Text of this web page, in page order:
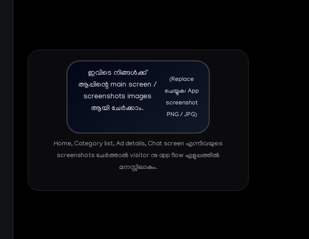
ഇവിടെ നിങ്ങൾക്ക്
ആപ്പിന്റെ main screen /
screenshots images
ആയി ചേർക്കാം.
(Replace
ചെയ്യുക: App
screenshot
PNG / JPG)
Home, Category list, Ad details, Chat screen എന്നിവയുടെ
screenshots ചേർത്താൽ visitor നു app flow എളുപ്പത്തിൽ
മനസ്സിലാകും.